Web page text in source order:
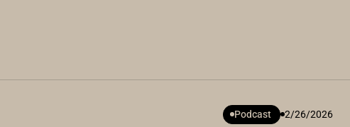
Podcast 2/26/2026